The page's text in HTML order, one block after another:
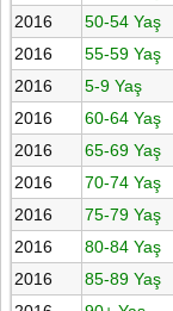
2016
50-54 Yaş
2016
55-59 Yaş
2016
5-9 Yaş
2016
60-64 Yaş
2016
65-69 Yaş
2016
70-74 Yaş
2016
75-79 Yaş
2016
80-84 Yaş
2016
85-89 Yaş